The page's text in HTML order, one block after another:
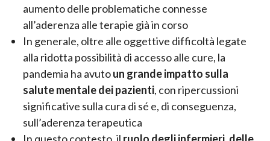
aumento delle problematiche connesse
all’aderenza alle terapie già in corso
In generale, oltre alle oggettive difficoltà legate
alla ridotta possibilità di accesso alle cure, la
pandemia ha avutoun grande impatto sulla
salute mentale dei pazienti, con ripercussioni
significative sulla cura di sé e, di conseguenza,
sull’aderenza terapeutica